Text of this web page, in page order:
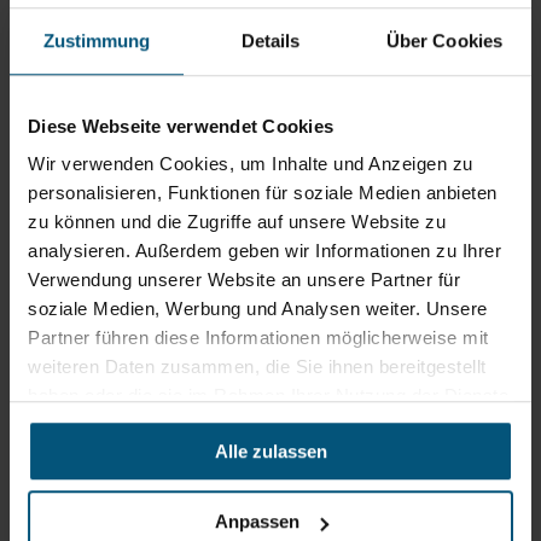
Zustimmung Details Über Cookies
Diese Webseite verwendet Cookies
Wir verwenden Cookies, um Inhalte und Anzeigen zu
personalisieren, Funktionen für soziale Medien anbieten
zu können und die Zugriffe auf unsere Website zu
analysieren. Außerdem geben wir Informationen zu Ihrer
Verwendung unserer Website an unsere Partner für
soziale Medien, Werbung und Analysen weiter. Unsere
Partner führen diese Informationen möglicherweise mit
weiteren Daten zusammen, die Sie ihnen bereitgestellt
gesammelt haben.
Alle zulassen
Anpassen
Stangl Niederlassung Ost
2522 Oberwaltersdorf
+43 2253 61730
office@stangl.at
Zum
Routenplaner
(Öffnet
in
neuem
Tab)
Öffnungszeiten
Mo - Do: 07:00 - 16:30 Uhr
Fr: 07:00 - 12:00 Uhr
Stangl Niederlassung Süd